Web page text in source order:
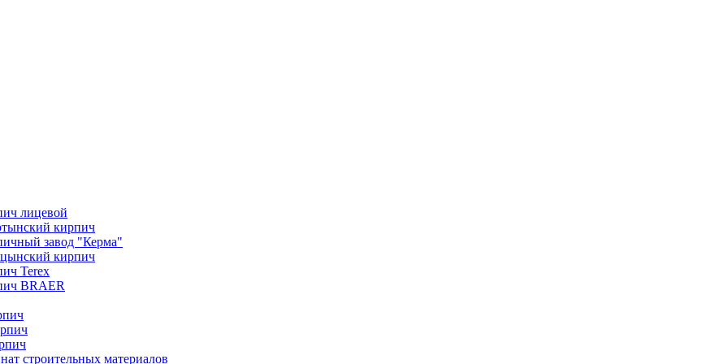
лицевой
кирпич
завод "Керма"
кирпич
Terex
BRAER
строительных материалов